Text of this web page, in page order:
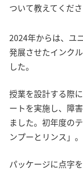
ついて教えてくださ
2024年からは、ユ
発展させたインク
した。
授業を設計する際
ートを実施し、障
ました。初年度の
ンプーとリンス」。
パッケージに点字